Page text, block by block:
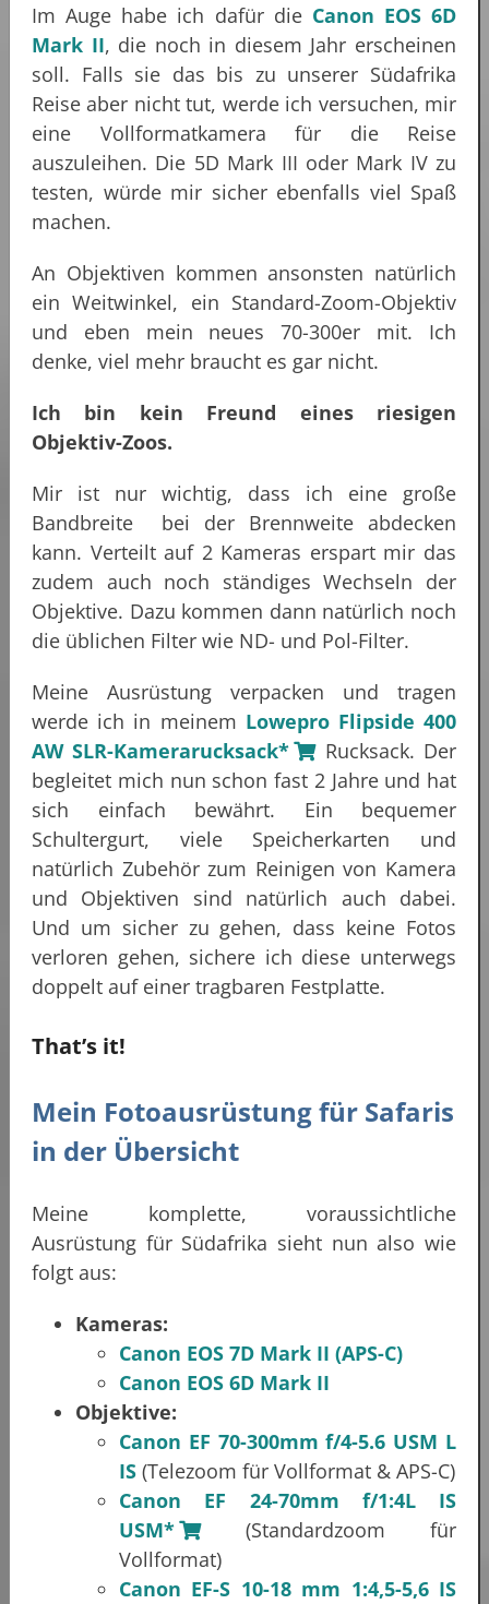
Im Auge habe ich dafür die Canon EOS 6D
Mark II, die noch in diesem Jahr erscheinen
soll. Falls sie das bis zu unserer Südafrika
Reise aber nicht tut, werde ich versuchen, mir
eine Vollformatkamera für die Reise
auszuleihen. Die 5D Mark III oder Mark IV zu
testen, würde mir sicher ebenfalls viel Spaß
machen.
An Objektiven kommen ansonsten natürlich
ein Weitwinkel, ein Standard-Zoom-Objektiv
und eben mein neues 70-300er mit. Ich
denke, viel mehr braucht es gar nicht.
Ich bin kein Freund eines riesigen
Objektiv-Zoos.
Mir ist nur wichtig, dass ich eine große
Bandbreite bei der Brennweite abdecken
kann. Verteilt auf 2 Kameras erspart mir das
zudem auch noch ständiges Wechseln der
Objektive. Dazu kommen dann natürlich noch
die üblichen Filter wie ND- und Pol-Filter.
Meine Ausrüstung verpacken und tragen
werde ich in meinem Lowepro Flipside 400
AW SLR-Kamerarucksack*
Rucksack. Der
begleitet mich nun schon fast 2 Jahre und hat
sich einfach bewährt. Ein bequemer
Schultergurt, viele Speicherkarten und
natürlich Zubehör zum Reinigen von Kamera
und Objektiven sind natürlich auch dabei.
Und um sicher zu gehen, dass keine Fotos
verloren gehen, sichere ich diese unterwegs
doppelt auf einer tragbaren Festplatte.
That’s it!
Mein Fotoausrüstung für Safaris
in der Übersicht
Meine komplette, voraussichtliche
Ausrüstung für Südafrika sieht nun also wie
folgt aus:
Kameras:
Canon EOS 7D Mark II (APS-C)
Canon EOS 6D Mark II
Objektive:
Canon EF 70-300mm f/4-5.6 USM L
IS (Telezoom für Vollformat & APS-C)
Canon EF 24-70mm f/1:4L IS
USM*
(Standardzoom für
Vollformat)
Canon EF-S 10-18 mm 1:4,5-5,6 IS